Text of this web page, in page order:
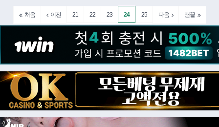
처음 이전 21 22 23 24 25 다음 맨끝